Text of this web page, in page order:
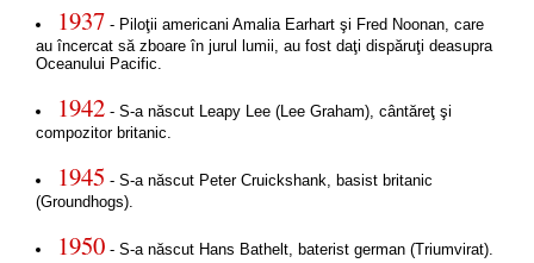
1937 - Piloţii americani Amalia Earhart şi Fred Noonan, care
au încercat să zboare în jurul lumii, au fost daţi dispăruţi deasupra
Oceanului Pacific.
1942- S-a născut Leapy Lee (Lee Graham), cântăreţ şi
compozitor britanic.
1945 - S-a născut Peter Cruickshank, basist britanic
(Groundhogs).
1950- S-a născut Hans Bathelt, baterist german (Triumvirat).